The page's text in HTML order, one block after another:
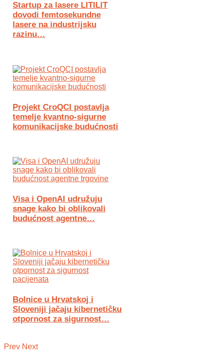
Startup za lasere LITILIT
dovodi femtosekundne
lasere na industrijsku
razinu…
Projekt CroQCI postavlja
temelje kvantno-sigurne
komunikacijske budućnosti
Visa i OpenAI udružuju
snage kako bi oblikovali
budućnost agentne…
Bolnice u Hrvatskoj i
Sloveniji jačaju kibernetičku
otpornost za sigurnost…
Prev Next